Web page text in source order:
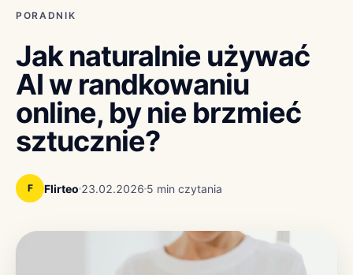
PORADNIK
Jak naturalnie używać
AI w randkowaniu
online, by nie brzmieć
sztucznie?
F Flirteo 23.02.2026 5 min czytania